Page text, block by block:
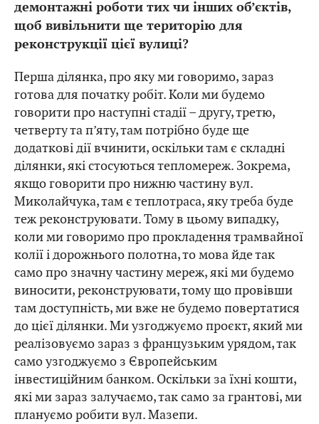
демонтажні роботи тих чи інших об’єктів,
щоб вивільнити ще територію для
реконструкції цієї вулиці?
Перша ділянка, про яку ми говоримо, зараз
готова для початку робіт. Коли ми будемо
говорити про наступні стадії – другу, третю,
четверту та п’яту, там потрібно буде ще
додаткові дії вчинити, оскільки там є складні
ділянки, які стосуються тепломереж. Зокрема,
якщо говорити про нижню частину вул.
Миколайчука, там є теплотраса, яку треба буде
теж реконструювати. Тому в цьому випадку,
коли ми говоримо про прокладення трамвайної
колії і дорожнього полотна, то мова йде так
само про значну частину мереж, які ми будемо
виносити, реконструювати, тому що провівши
там доступність, ми вже не будемо повертатися
до цієї ділянки. Ми узгоджуємо проєкт, який ми
реалізовуємо зараз з французьким урядом, так
само узгоджуємо з Європейським
інвестиційним банком. Оскільки за їхні кошти,
які ми зараз залучаємо, так само за грантові, ми
плануємо робити вул. Мазепи.